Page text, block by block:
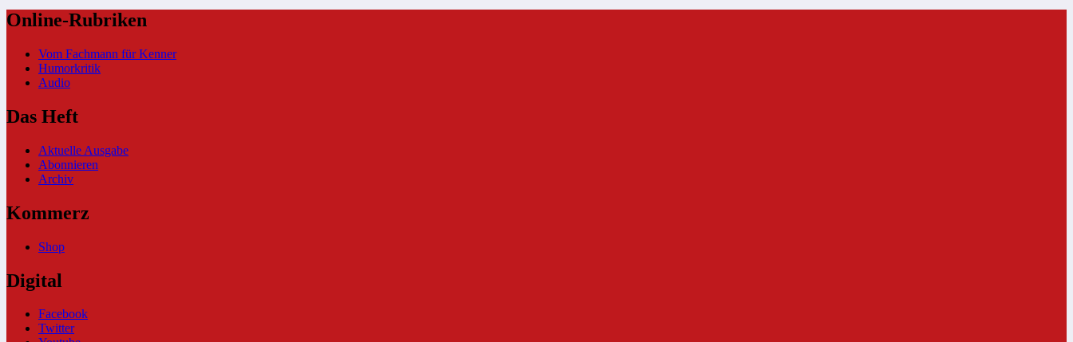
Online-Rubriken
Vom Fachmann für Kenner
Humorkritik
Audio
Das Heft
Aktuelle Ausgabe
Abonnieren
Archiv
Kommerz
Shop
Digital
Facebook
Twitter